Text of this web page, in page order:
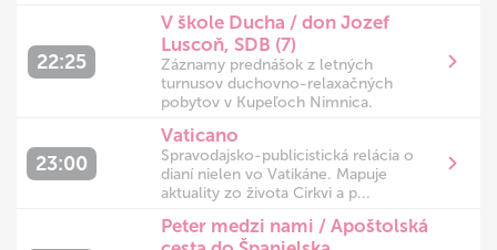
22:25
V škole Ducha / don Jozef
Luscoň, SDB (7)
Záznamy prednášok z letných
turnusov duchovno-relaxačných
pobytov v Kupeľoch Nimnica.
23:00
Vaticano
Spravodajsko-publicistická relácia o
dianí nielen vo Vatikáne. Mapuje
aktuality zo života Cirkvi a p...
Peter medzi nami / Apoštolská